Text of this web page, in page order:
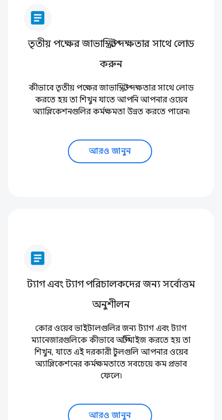
article
তৃতীয় পক্ষের জাভাস্ক্রিপ্ট দক্ষতার সাথে লোড
করুন
কীভাবে তৃতীয় পক্ষের জাভাস্ক্রিপ্ট দক্ষতার সাথে লোড
করতে হয় তা শিখুন যাতে আপনি আপনার ওয়েব
অ্যাপ্লিকেশনগুলির কর্মক্ষমতা উন্নত করতে পারেন৷
আরও জানুন
article
ট্যাগ এবং ট্যাগ পরিচালকদের জন্য সর্বোত্তম
অনুশীলন
কোর ওয়েব ভাইটালগুলির জন্য ট্যাগ এবং ট্যাগ
ম্যানেজারগুলিকে কীভাবে অপ্টিমাইজ করতে হয় তা
শিখুন, যাতে এই দরকারী টুলগুলি আপনার ওয়েব
অ্যাপ্লিকেশনের কর্মক্ষমতাতে সবচেয়ে কম প্রভাব
ফেলে৷
আরও জানুন